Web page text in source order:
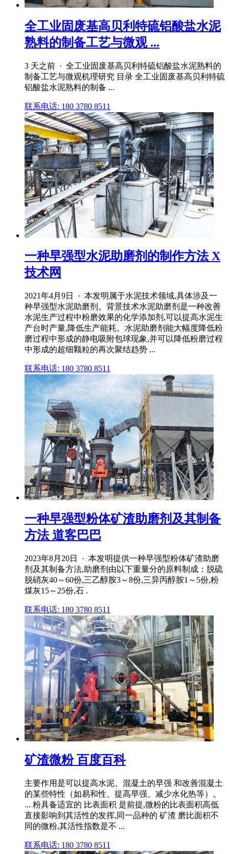
全工业固废基高贝利特硫铝酸盐水泥
熟料的制备工艺与微观 ...
3 天之前 · 全工业固废基高贝利特硫铝酸盐水泥熟料的
制备工艺与微观机理研究 目录 全工业固废基高贝利特硫
铝酸盐水泥熟料的制备 ...
联系电话: 180 3780 8511
一种早强型水泥助磨剂的制作方法 X
技术网
2021年4月9日 · 本发明属于水泥技术领域,具体涉及一
种早强型水泥助磨剂。背景技术水泥助磨剂是一种改善
水泥生产过程中粉磨效果的化学添加剂,可以提高水泥生
产台时产量,降低生产能耗。水泥助磨剂能大幅度降低粉
磨过程中形成的静电吸附包球现象,并可以降低粉磨过程
中形成的超细颗粒的再次聚结趋势 ...
联系电话: 180 3780 8511
一种早强型粉体矿渣助磨剂及其制备
方法 道客巴巴
2023年8月20日 · 本发明提供一种早强型粉体矿渣助磨
剂及其制备方法,助磨剂由以下重量分的原料制成：脱硫
脱硝灰40～60份,三乙醇胺3～8份,三异丙醇胺1～5份,粉
煤灰15～25份,石 .
联系电话: 180 3780 8511
矿渣微粉 百度百科
主要作用是可以提高水泥、混凝土的早强 和改善混凝土
的某些特性（如易和性、提高早强、减少水化热等）。
... 粉具备适宜的 比表面积 是前提,微粉的比表面积高低
直接影响到其活性的发挥,同一品种的 矿渣 磨比面积不
同的微粉,其活性指数是不 ...
联系电话: 180 3780 8511